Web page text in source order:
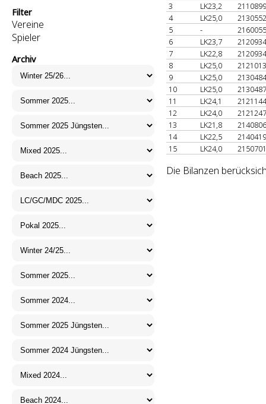
Filter
Vereine
Spieler
Archiv
3
LK23,2
4
LK25,0
5
-
6
LK23,7
7
LK22,8
8
LK25,0
9
LK25,0
10
LK25,0
11
LK24,1
12
LK24,0
13
LK21,8
14
LK22,5
15
LK24,0
Die Bilanzen